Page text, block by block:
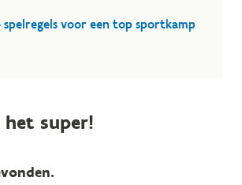
spelregels voor een top sportkamp
super!